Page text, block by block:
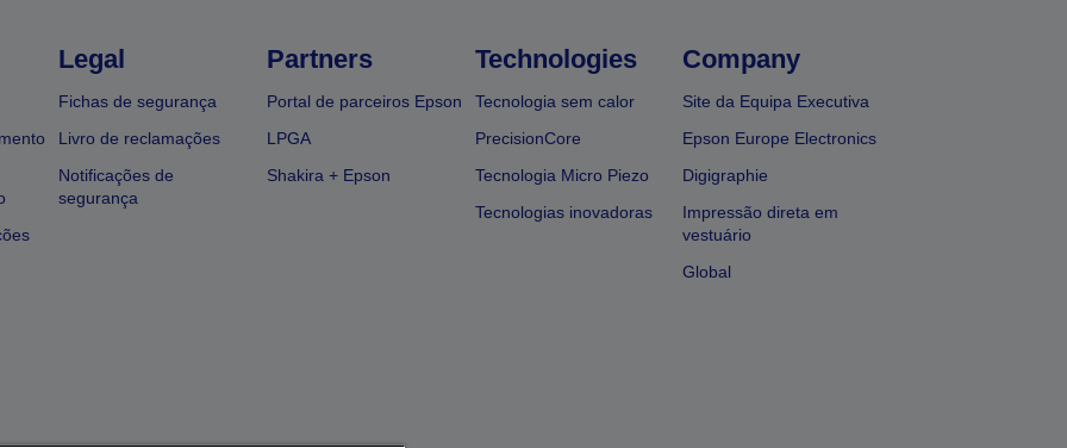
Legal
Fichas de segurança
Livro de reclamações
Notificações de
segurança
Partners
Portal de parceiros Epson
LPGA
Shakira + Epson
Technologies
Tecnologia sem calor
PrecisionCore
Tecnologia Micro Piezo
Tecnologias inovadoras
Company
Site da Equipa Executiva
Epson Europe Electronics
Digigraphie
Impressão direta em
vestuário
Global